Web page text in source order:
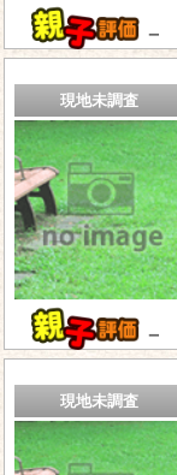
－
現地未調査
－
現地未調査